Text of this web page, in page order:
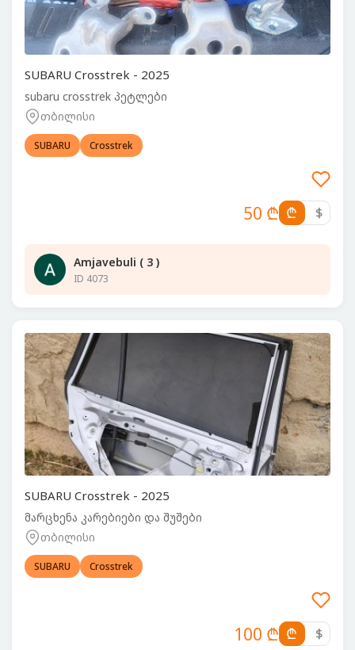
SUBARU Crosstrek - 2025
subaru crosstrek პეტლები
თბილისი
SUBARU Crosstrek
50 ₾ ₾ $
Amjavebuli ( 3 )
ID 4073
SUBARU Crosstrek - 2025
მარცხენა კარებიები და შუშები
თბილისი
SUBARU Crosstrek
100 ₾ ₾ $